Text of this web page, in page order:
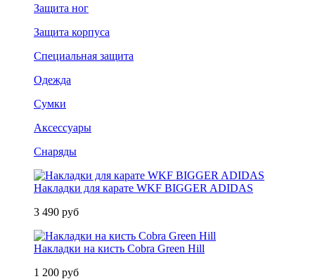
Защита ног
Защита корпуса
Специальная защита
Одежда
Сумки
Аксессуары
Снаряды
Накладки для карате WKF BIGGER ADIDAS
3 490 руб
Накладки на кисть Cobra Green Hill
1 200 руб